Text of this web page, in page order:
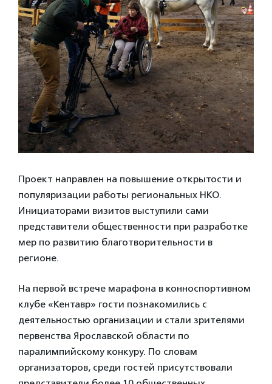
Проект направлен на повышение открытости и
популяризации работы региональных НКО.
Инициаторами визитов выступили сами
представители общественности при разработке
мер по развитию благотворительности в
регионе.
На первой встрече марафона в конноспортивном
клубе «Кентавр» гости познакомились с
деятельностью организации и стали зрителями
первенства Ярославской области по
паралимпийскому конкуру. По словам
организаторов, среди гостей присутствовали